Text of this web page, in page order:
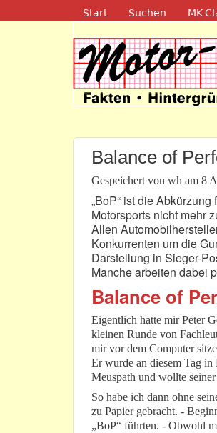
Navigation
Start Suchen MK-
Motor-
Balance of
Gespeichert von wh am 8
„BoP“ ist die
Motorsports nicht mehr
Allen
Konkurrenten um die
Darstellung in Sieger-
Manche arbeiten dabei
Balance of
Eigentlich hatte mir Peter
kleinen Runde von
mir vor dem Computer
Er wurde an diesem Tag
Meuspath und wollte
So habe ich dann ohne
zu Papier gebracht. -
„BoP“ führten. - Obwohl